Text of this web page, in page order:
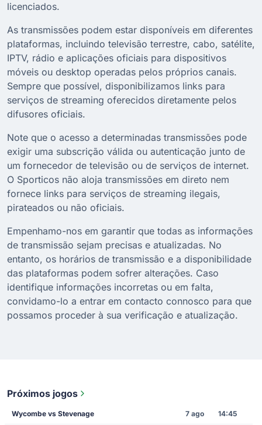
licenciados.
As transmissões podem estar disponíveis em diferentes
plataformas, incluindo televisão terrestre, cabo, satélite,
IPTV, rádio e aplicações oficiais para dispositivos
móveis ou desktop operadas pelos próprios canais.
Sempre que possível, disponibilizamos links para
serviços de streaming oferecidos diretamente pelos
difusores oficiais.
Note que o acesso a determinadas transmissões pode
exigir uma subscrição válida ou autenticação junto de
um fornecedor de televisão ou de serviços de internet.
O Sporticos não aloja transmissões em direto nem
fornece links para serviços de streaming ilegais,
pirateados ou não oficiais.
Empenhamo-nos em garantir que todas as informações
de transmissão sejam precisas e atualizadas. No
entanto, os horários de transmissão e a disponibilidade
das plataformas podem sofrer alterações. Caso
identifique informações incorretas ou em falta,
convidamo-lo a entrar em contacto connosco para que
possamos proceder à sua verificação e atualização.
Próximos jogos
Wycombe vs Stevenage 7 ago 14:45